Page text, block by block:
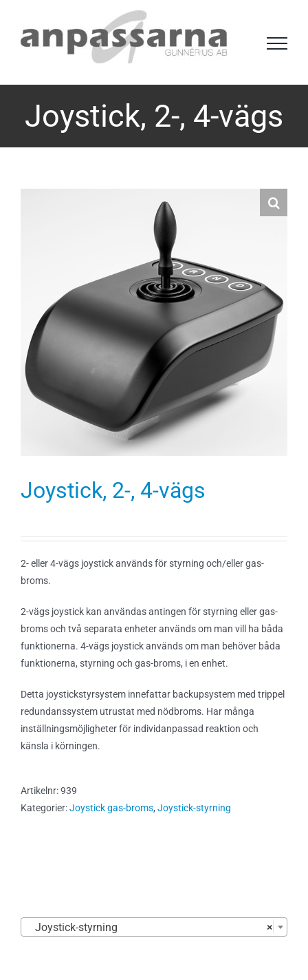
innehållet
Joystick, 2-, 4-vägs
Joystick, 2-, 4-vägs
2- eller 4-vägs joystick används för styrning och/eller gas-
broms.
2-vägs joystick kan användas antingen för styrning eller gas-
broms och två separata enheter används om man vill ha båda
funktionerna. 4-vägs joystick används om man behöver båda
funktionerna, styrning och gas-broms, i en enhet.
Detta joystickstyrsystem innefattar backupsystem med trippel
redundanssystem utrustat med nödbroms. Har många
inställningsmöjligheter för individanpassad reaktion och
känsla i körningen.
Artikelnr:939
Kategorier:Joystick gas-broms, Joystick-styrning
×
Joystick-styrning